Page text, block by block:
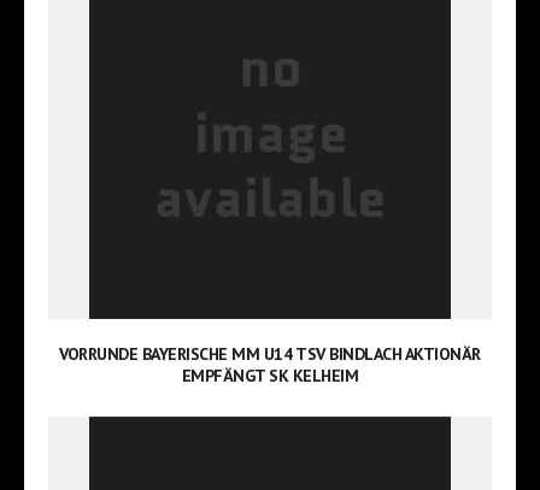
VORRUNDE BAYERISCHE MM U14 TSV BINDLACH AKTIONÄR
EMPFÄNGT SK KELHEIM